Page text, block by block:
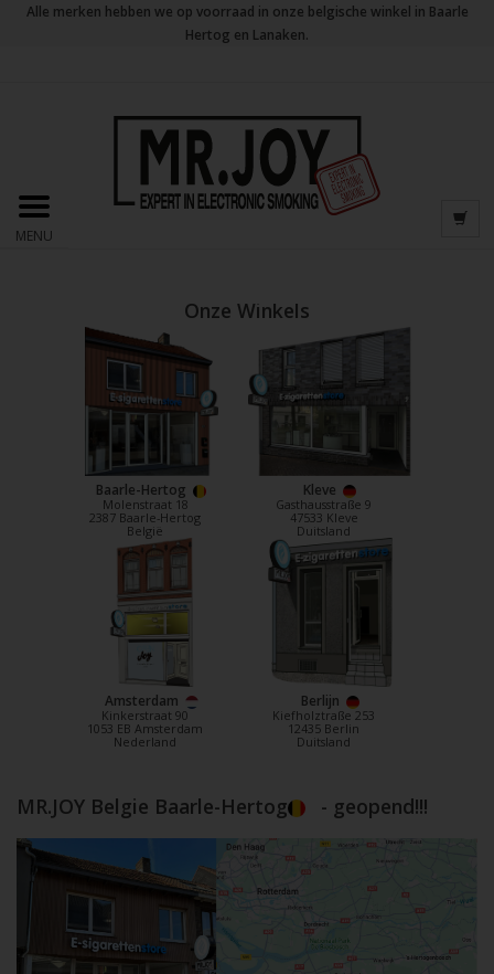
Alle merken hebben we op voorraad in onze belgische winkel in Baarle
Hertog en Lanaken.
MENU
Onze Winkels
Baarle-Hertog
Molenstraat 18
2387 Baarle-Hertog
België
Kleve
Gasthausstraße 9
47533 Kleve
Duitsland
Amsterdam
Kinkerstraat 90
1053 EB Amsterdam
Nederland
Berlijn
Kiefholztraße 253
12435 Berlin
Duitsland
MR.JOY Belgie Baarle-Hertog - geopend!!!